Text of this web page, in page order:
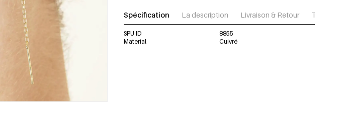
Spécification La description Livraison & Retour
SPU ID
8855
Material
Cuivré